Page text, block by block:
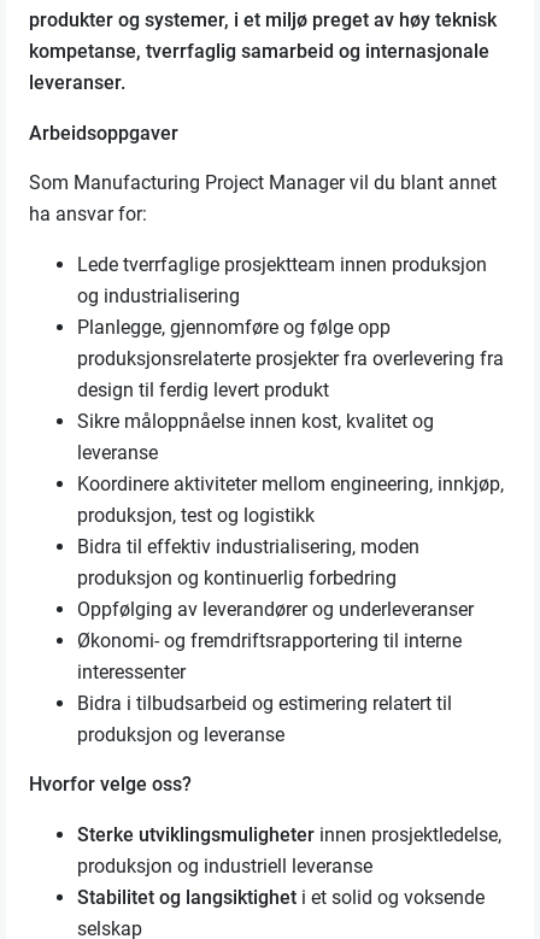
produkter og systemer, i et miljø preget av høy teknisk
kompetanse, tverrfaglig samarbeid og internasjonale
leveranser.
Arbeidsoppgaver
Som Manufacturing Project Manager vil du blant annet
ha ansvar for:
Lede tverrfaglige prosjektteam innen produksjon
og industrialisering
Planlegge, gjennomføre og følge opp
produksjonsrelaterte prosjekter fra overlevering fra
design til ferdig levert produkt
Sikre måloppnåelse innen kost, kvalitet og
leveranse
Koordinere aktiviteter mellom engineering, innkjøp,
produksjon, test og logistikk
Bidra til effektiv industrialisering, moden
produksjon og kontinuerlig forbedring
Oppfølging av leverandører og underleveranser
Økonomi- og fremdriftsrapportering til interne
interessenter
Bidra i tilbudsarbeid og estimering relatert til
produksjon og leveranse
Hvorfor velge oss?
Sterke utviklingsmuligheter innen prosjektledelse,
produksjon og industriell leveranse
Stabilitet og langsiktighet i et solid og voksende
selskap